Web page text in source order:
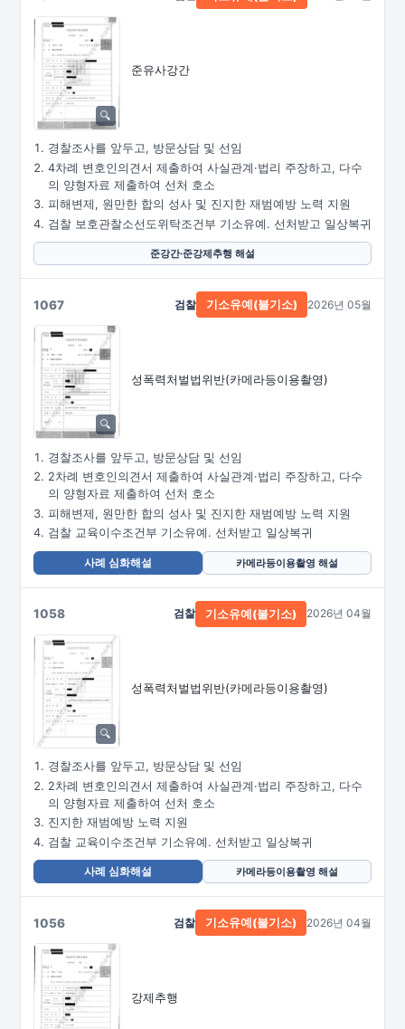
준유사강간
경찰조사를 앞두고, 방문상담 및 선임
4차례 변호인의견서 제출하여 사실관계·법리 주장하고, 다수
의 양형자료 제출하여 선처 호소
피해변제, 원만한 합의 성사 및 진지한 재범예방 노력 지원
검찰 보호관찰소선도위탁조건부 기소유예. 선처받고 일상복귀
준강간·준강제추행 해설
1067
성폭력처벌법위반(카메라등이용촬영)
검찰 기소유예(불기소) 2026년 05월
경찰조사를 앞두고, 방문상담 및 선임
2차례 변호인의견서 제출하여 사실관계·법리 주장하고, 다수
의 양형자료 제출하여 선처 호소
피해변제, 원만한 합의 성사 및 진지한 재범예방 노력 지원
검찰 교육이수조건부 기소유예. 선처받고 일상복귀
사례 심화해설 카메라등이용촬영 해설
1058
성폭력처벌법위반(카메라등이용촬영)
검찰 기소유예(불기소) 2026년 04월
경찰조사를 앞두고, 방문상담 및 선임
2차례 변호인의견서 제출하여 사실관계·법리 주장하고, 다수
의 양형자료 제출하여 선처 호소
진지한 재범예방 노력 지원
검찰 교육이수조건부 기소유예. 선처받고 일상복귀
사례 심화해설 카메라등이용촬영 해설
1056
강제추행
검찰 기소유예(불기소) 2026년 04월